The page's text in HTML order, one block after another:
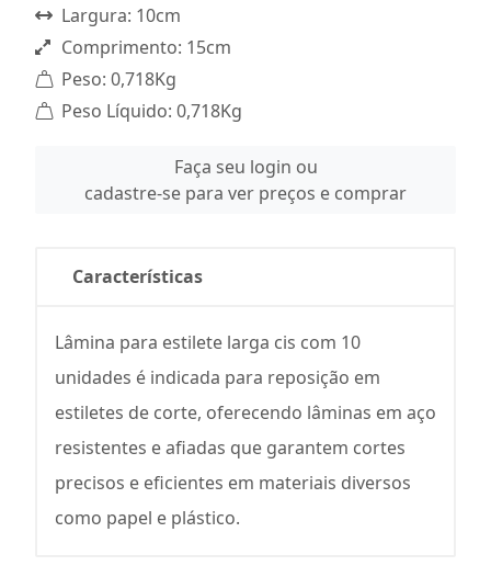
Largura: 10cm
Comprimento: 15cm
Peso: 0,718Kg
Peso Líquido: 0,718Kg
Faça seu login ou
cadastre-se para ver preços e comprar
Características
Lâmina para estilete larga cis com 10
unidades é indicada para reposição em
estiletes de corte, oferecendo lâminas em aço
resistentes e afiadas que garantem cortes
precisos e eficientes em materiais diversos
como papel e plástico.